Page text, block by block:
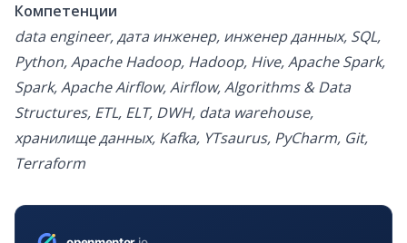
Компетенции
data engineer, дата инженер, инженер данных, SQL,
Python, Apache Hadoop, Hadoop, Hive, Apache Spark,
Spark, Apache Airflow, Airflow, Algorithms & Data
Structures, ETL, ELT, DWH, data warehouse,
хранилище данных, Kafka, YTsaurus, PyCharm, Git,
Terraform